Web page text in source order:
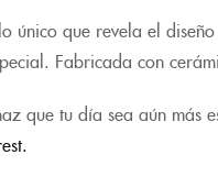
que revela el
Fabricada con
que tu día sea aún más